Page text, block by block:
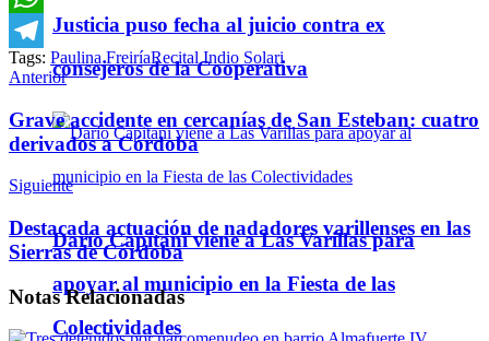
Justicia puso fecha al juicio contra ex
consejeros de la Cooperativa
Darío Capitani viene a Las Varillas para
apoyar al municipio en la Fiesta de las
Colectividades
WhatsApp
Telegram
Tags: Paulina FreiríaRecital Indio Solari
Anterior
Grave accidente en cercanías de San Esteban: cuatro
derivados a Córdoba
Siguiente
Destacada actuación de nadadores varillenses en las
Sierras de Córdoba
NotasRelacionadas